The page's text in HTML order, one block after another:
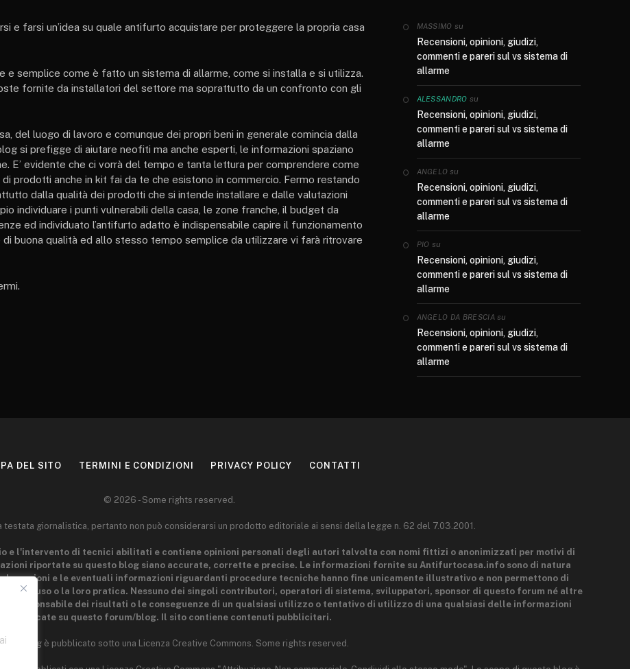
e farsi un’idea su quale antifurto acquistare per proteggere la propria casa
e semplice come è fatto un sistema di allarme, come si installa e si utilizza.
fornite da installatori del settore ma soprattutto da un confronto con gli
del luogo di lavoro e comunque dei propri beni in generale comincia dalla
si prefigge di aiutare neofiti ma anche esperti, le informazioni spaziano
E’ evidente che ci vorrà del tempo e tanta lettura per comprendere come
prodotti anche in kit fai da te che esistono in commercio. Fermo restando
dalla qualità dei prodotti che si intende installare e dalle valutazioni
individuare i punti vulnerabili della casa, le zone franche, il budget da
ed individuato l’antifurto adatto è indispensabile capire il funzionamento
di buona qualità ed allo stesso tempo semplice da utilizzare vi farà ritrovare
MASSIMO su
Recensioni, opinioni, giudizi,
commenti e pareri sul vs sistema di
allarme
ALESSANDRO su
Recensioni, opinioni, giudizi,
commenti e pareri sul vs sistema di
allarme
ANGELO su
Recensioni, opinioni, giudizi,
commenti e pareri sul vs sistema di
allarme
PIO su
Recensioni, opinioni, giudizi,
commenti e pareri sul vs sistema di
allarme
ANGELO DA BRESCIA su
Recensioni, opinioni, giudizi,
commenti e pareri sul vs sistema di
allarme
DEL SITO TERMINI E CONDIZIONI PRIVACY POLICY CONTATTI
© 2026 - Some rights reserved.
testata giornalistica, pertanto non può considerarsi un prodotto editoriale ai sensi della legge n. 62 del 7.03.2001.
e l'intervento di tecnici abilitati e contiene opinioni personali degli autori talvolta con nomi fittizi o anonimizzati per motivi di
riportate su questo blog siano accurate, corrette e precise. Le informazioni fornite su Antifurtocasa.info sono di natura
le nozioni e le eventuali informazioni riguardanti procedure tecniche hanno fine unicamente illustrativo e non permettono di
il loro uso o la loro pratica. Nessuno dei singoli contributori, operatori di sistema, sviluppatori, sponsor di questo forum né altre
responsabile dei risultati o le conseguenze di un qualsiasi utilizzo o tentativo di utilizzo di una qualsiasi delle informazioni
pubblicate su questo forum/blog. Il sito contiene contenuti pubblicitari.
blog è pubblicato sotto una Licenza Creative Commons. Some rights reserved.